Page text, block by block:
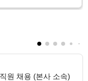
원 채용 (본사 소속)